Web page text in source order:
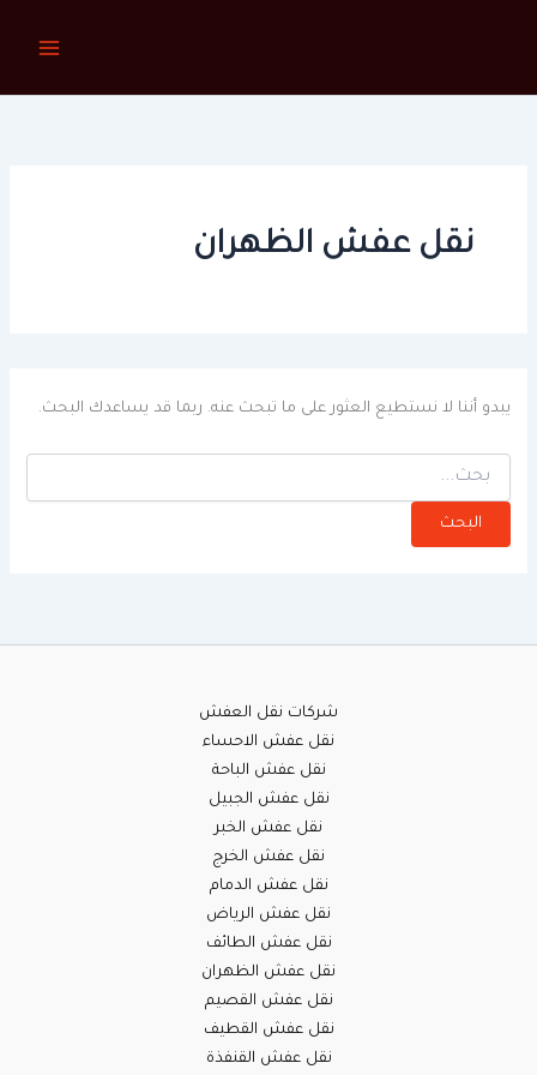
نقل عفش الظهران
يبدو أننا لا نستطيع العثور على ما تبحث عنه. ربما قد يساعدك البحث.
شركات نقل العفش
نقل عفش الاحساء
نقل عفش الباحة
نقل عفش الجبيل
نقل عفش الخبر
نقل عفش الخرج
نقل عفش الدمام
نقل عفش الرياض
نقل عفش الطائف
نقل عفش الظهران
نقل عفش القصيم
نقل عفش القطيف
نقل عفش القنفذة